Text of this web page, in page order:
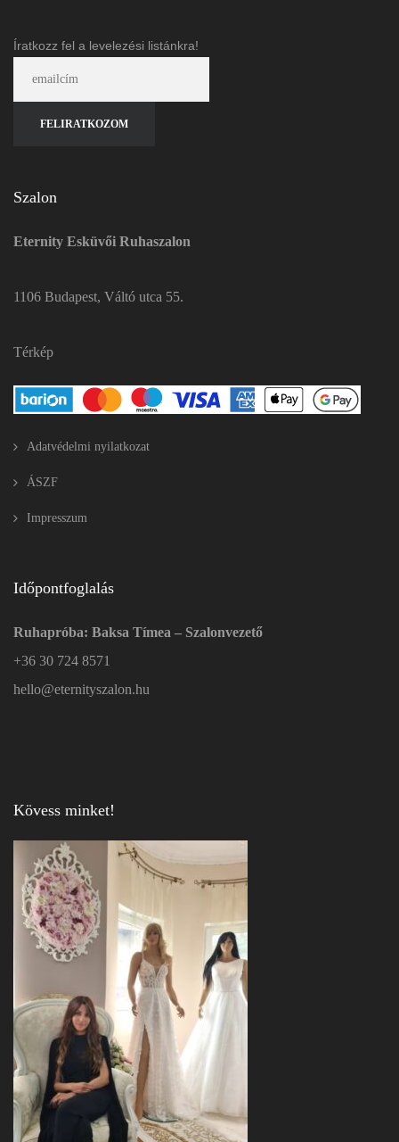
Íratkozz fel a levelezési listánkra!
Szalon
Eternity Esküvői Ruhaszalon
1106 Budapest, Váltó utca 55.
Térkép
Adatvédelmi nyilatkozat
ÁSZF
Impresszum
Időpontfoglalás
Ruhapróba: Baksa Tímea – Szalonvezető
+36 30 724 8571
hello@eternityszalon.hu
Kövess minket!